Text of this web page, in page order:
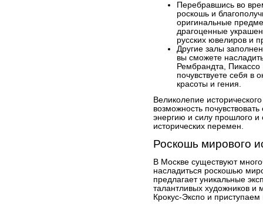
Перебравшись во
роскошь и
оригинальные
драгоценные
русских ювелиров и
Другие залы
вы сможете
Рембрандта, Пикассо
почувствуете себя в
красоты и гения.
Великолепие
возможность
энергию и силу прошлого и
исторических перемен.
Роскошь мирового
В Москве существуют
насладиться роскошью
предлагает уникальные
талантливых художников и
Крокус-Экспо и